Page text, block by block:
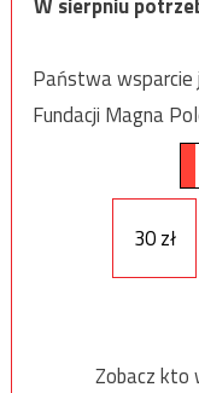
Państwa wsparcie
Fundacji Magna
30 zł
Zobacz kto